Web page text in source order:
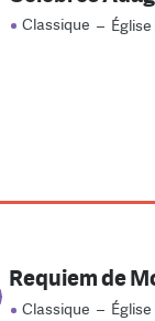
Classique –
Requiem de
Classique –